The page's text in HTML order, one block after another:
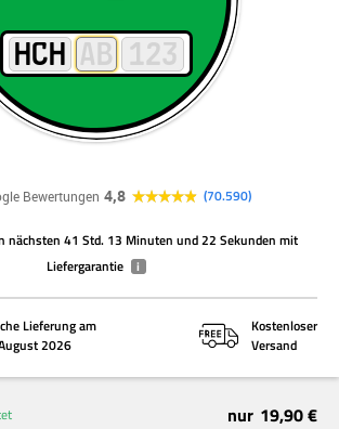
Bewertungen 4,8 70.590
nächsten 41 Std. 13 Minuten und 22 Sekunden mit
Liefergarantie
i
Lieferung am
2026
Kostenloser
Versand
nur 19,90 €